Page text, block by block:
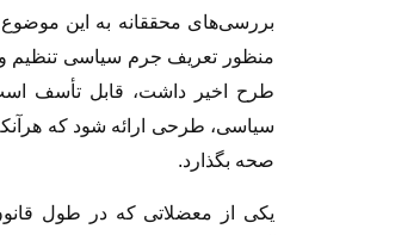
بررسى‌هاى محققانه به این
منظور تعریف جرم سیاسى تنظیم و
طرح اخیر داشت، قابل تأسف
سیاسى، طرحى ارائه شود که
صحه بگذارد.
یکى از معضلاتى که در طول